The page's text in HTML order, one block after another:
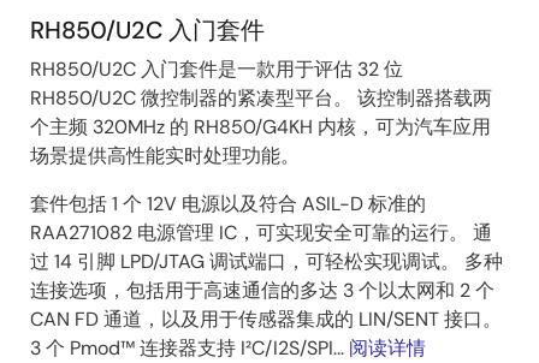
RH850/U2C 入门套件
RH850/U2C 入门套件是一款用于评估 32 位
RH850/U2C 微控制器的紧凑型平台。 该控制器搭载两
个主频 320MHz 的 RH850/G4KH 内核，可为汽车应用
场景提供高性能实时处理功能。
套件包括 1 个 12V 电源以及符合 ASIL-D 标准的
RAA271082 电源管理 IC，可实现安全可靠的运行。 通
过 14 引脚 LPD/JTAG 调试端口，可轻松实现调试。 多种
连接选项，包括用于高速通信的多达 3 个以太网和 2 个
CAN FD 通道，以及用于传感器集成的 LIN/SENT 接口。
3 个 Pmod™ 连接器支持 I²C/I2S/SPI... 阅读详情